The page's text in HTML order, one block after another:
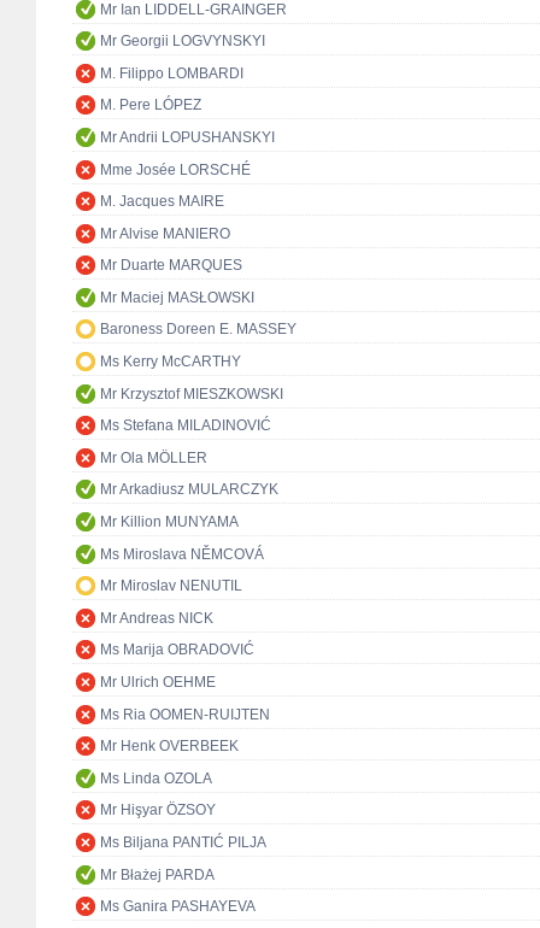
Mr Ian LIDDELL-GRAINGER
Mr Georgii LOGVYNSKYI
M. Filippo LOMBARDI
M. Pere LÓPEZ
Mr Andrii LOPUSHANSKYI
Mme Josée LORSCHÉ
M. Jacques MAIRE
Mr Alvise MANIERO
Mr Duarte MARQUES
Mr Maciej MASŁOWSKI
Baroness Doreen E. MASSEY
Ms Kerry McCARTHY
Mr Krzysztof MIESZKOWSKI
Ms Stefana MILADINOVIĆ
Mr Ola MÖLLER
Mr Arkadiusz MULARCZYK
Mr Killion MUNYAMA
Ms Miroslava NĚMCOVÁ
Mr Miroslav NENUTIL
Mr Andreas NICK
Ms Marija OBRADOVIĆ
Mr Ulrich OEHME
Ms Ria OOMEN-RUIJTEN
Mr Henk OVERBEEK
Ms Linda OZOLA
Mr Hişyar ÖZSOY
Ms Biljana PANTIĆ PILJA
Mr Błażej PARDA
Ms Ganira PASHAYEVA